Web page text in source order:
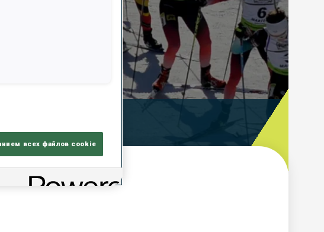
всех файлов cookie